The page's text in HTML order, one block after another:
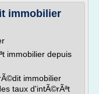
immobilier
immobilier depuis
immobilier
taux d'intÃ©rÃªt